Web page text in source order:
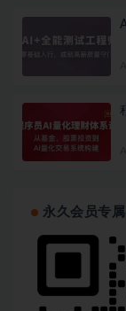
永久会员专